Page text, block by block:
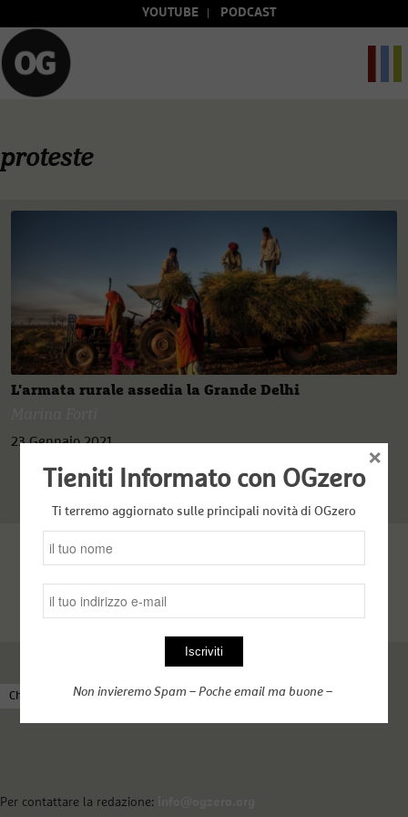
YOUTUBE PODCAST
proteste
L'armata rurale assedia la Grande Delhi
23 Gennaio 2021
Chi siamo Come funziona OGzero Complici nel web
Per contattare la redazione:
Tieniti Informato con OGzero
Ti terremo aggiornato sulle principali novità di OGzero
Non invieremo Spam – Poche email ma buone –
×